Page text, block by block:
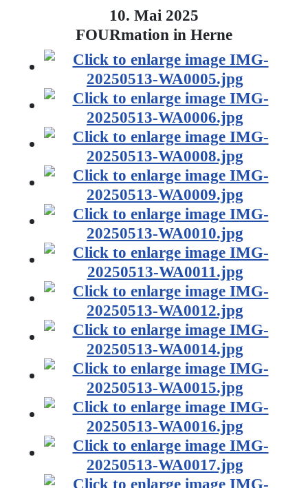
10. Mai 2025
FOURmation in Herne